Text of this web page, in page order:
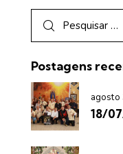
Postagens
agosto
18/